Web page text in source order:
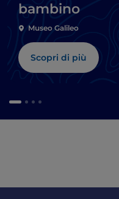
bambino
Museo Galileo
Scopri di più